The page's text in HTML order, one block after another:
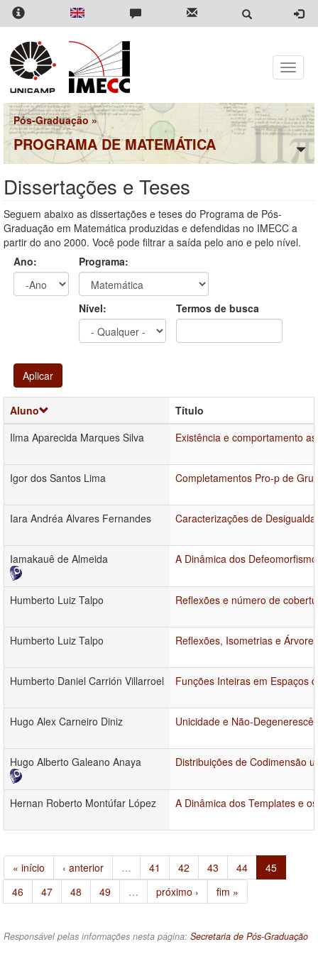
Pular
para
conteúdo
principal
Toggle
Pós-Graduação »
PROGRAMA DE MATEMÁTICA
Dissertações e Teses
Seguem abaixo as dissertações e teses do Programa de Pós-
Graduação em Matemática produzidas e defendidas no IMECC a
partir do ano 2000. Você pode filtrar a saída pelo ano e pelo nível.
Ano:
Programa:
Nível: Termos de busca
Aplicar
Aluno
Título
Ilma Aparecida Marques Silva
Existência e comportamento
Igor dos Santos Lima Completamentos Pro-p de
Iara Andréa Alvares Fernandes Caracterizações de
Iamakauê de Almeida A Dinâmica dos
Humberto Luiz Talpo Reflexões e número de
Humberto Luiz Talpo Reflexões, Isometrias e Árvores
Humberto Daniel Carrión Villarroel Funções Inteiras em Espaços
Hugo Alex Carneiro Diniz Unicidade e Não-
Hugo Alberto Galeano Anaya Distribuições de Codimensão
Hernan Roberto Montúfar López A Dinâmica dos Templates e
« início ‹ anterior … 41 42 43 44
45
46
47 48 49 … próximo › fim »
Responsável pelas informações nesta página: Secretaria de Pós-Graduação